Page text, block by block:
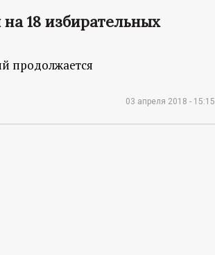
18 избирательных
продолжается
03 апреля 2018 - 15:15